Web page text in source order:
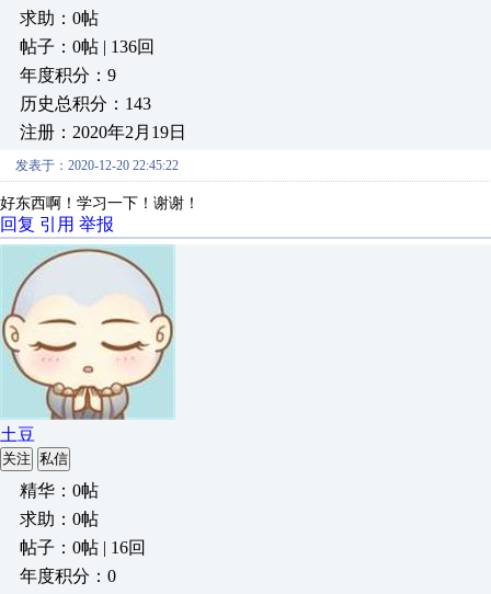
求助：0帖
帖子：0帖 | 136回
年度积分：9
历史总积分：143
注册：2020年2月19日
发表于：2020-12-20 22:45:22
好东西啊！学习一下！谢谢！
回复 引用 举报
土豆
关注 私信
精华：0帖
求助：0帖
帖子：0帖 | 16回
年度积分：0